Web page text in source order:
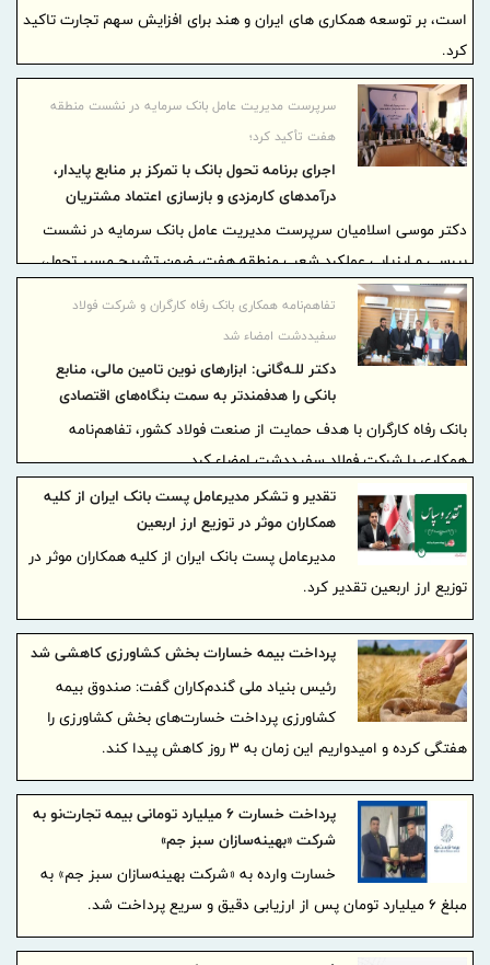
است، بر توسعه همکاری های ایران و هند برای افزایش سهم تجارت تاکید
کرد.
سرپرست مدیریت عامل بانک سرمایه در نشست منطقه
هفت تأکید کرد؛
اجرای برنامه تحول بانک با تمرکز بر منابع پایدار،
درآمدهای کارمزدی و بازسازی اعتماد مشتریان
دکتر موسی اسلامیان سرپرست مدیریت عامل بانک سرمایه در نشست
بررسی و ارزیابی عملکرد شعب منطقه هفت، ضمن تشریح مسیر تحول،
احیا و بازآفرینی بانک، بر جذب منابع ارزان‌قیمت، توسعه خدمات تعهدی و
ارزی، وصول مطالبات غیرجاری و تقویت اعتماد مشتریان تأکید کرد.
تفاهم‌نامه همکاری بانک رفاه کارگران و شرکت فولاد
سفیددشت امضاء شد
دکتر للـه‌گانی: ابزارهای نوین تامین مالی، منابع
بانکی را هدفمندتر به سمت بنگاه‌های اقتصادی
هدایت می‌کند
بانک رفاه کارگران با هدف حمایت از صنعت فولاد کشور، تفاهم‌نامه
همکاری با شرکت فولاد سفیددشت امضاء کرد.
تقدیر و تشکر مدیرعامل پست بانک ایران از کلیه
همکاران موثر در توزیع ارز اربعین
مدیرعامل پست بانک ایران از کلیه همکاران موثر در
توزیع ارز اربعین تقدیر کرد.
پرداخت بیمه خسارات بخش کشاورزی کاهشی شد
رئیس بنیاد ملی گندم‌کاران گفت: صندوق بیمه
کشاورزی پرداخت خسارت‌های بخش کشاورزی را
هفتگی کرده و امیدواریم این زمان به ۳ روز کاهش پیدا کند.
پرداخت خسارت ۶ میلیارد تومانی بیمه تجارت‌نو به
شرکت «بهینه‌سازان سبز جم»
خسارت وارده به «شرکت بهینه‌سازان سبز جم» به
مبلغ ۶ میلیارد تومان پس از ارزیابی دقیق و سریع پرداخت شد.